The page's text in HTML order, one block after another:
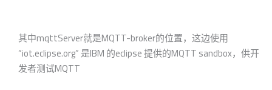
其中mqttServer就是MQTT-broker的位置，这边使用
“iot.eclipse.org” 是IBM 的eclipse 提供的MQTT sandbox，供开
发者测试MQTT